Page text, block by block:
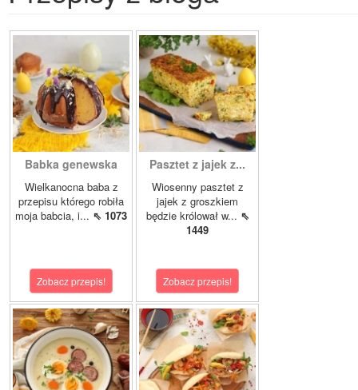
Babka genewska
Wielkanocna baba z
przepisu którego robiła
moja babcia, i... ⇖ 1073
Zobacz przepis!
Pasztet z jajek z...
Wiosenny pasztet z
jajek z groszkiem
będzie królował w... ⇖
1449
Zobacz przepis!